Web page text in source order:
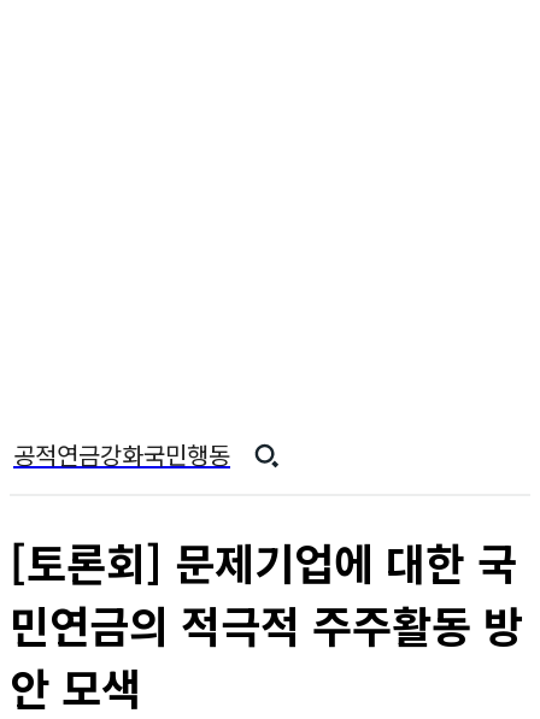
공적연금강화국민행동
[토론회] 문제기업에 대한 국
민연금의 적극적 주주활동 방
안 모색